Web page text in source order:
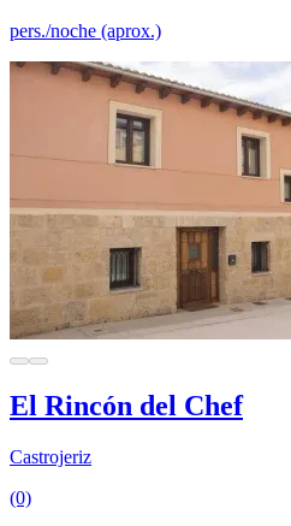
pers./noche (aprox.)
El Rincón del Chef
Castrojeriz
(0)